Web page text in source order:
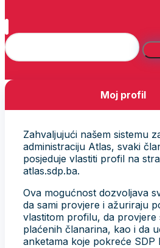
Moj profil
Zahvaljujući našem sistemu
administraciju Atlas, svaki
posjeduje vlastiti profil na
atlas.sdp.ba.
Ova mogućnost dozvoljava
da sami provjere i ažuriraju
vlastitom profilu, da provjere
plaćenih članarina, kao i da
anketama koje pokreće SDP